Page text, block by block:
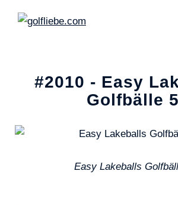
#2010 - Easy
Golfbälle 5
Easy Lakeballs